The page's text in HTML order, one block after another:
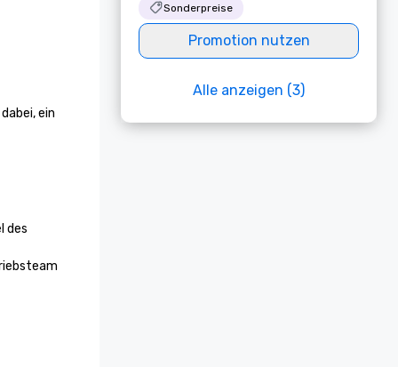
ein
des
Sonderpreise
Promotion nutzen
Alle anzeigen (3)